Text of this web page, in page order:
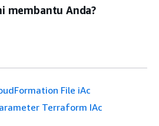
membantu Anda?
File iAc
Terraform IAc